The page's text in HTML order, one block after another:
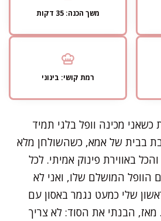
משך הכנה: 35 דקות
רמת קושי: בינוני
מכינה וופל בלגי תמיד
בבית של אמא, כשהשולחן מלא
באווירת פינוק אמיתי. לכל
הוופל המושלם שלו, ואני לא
שלי כמעט נגמר באסון עם
הבנתי את הסוד: לא צריך